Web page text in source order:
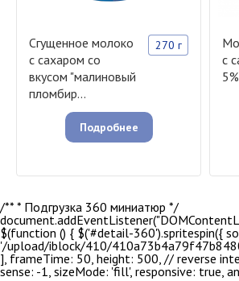
Сгущенное молоко
с сахаром со
вкусом "малиновый
пломбир...
270 г
Подробнее
с
5%
/** * Подгрузка 360 миниатюр */
$(function () { $('#detail-360').spritespin({
'/upload/iblock/410/
], frameTime: 50, height: 500, // reverse
sense: -1, sizeMode: 'fill', responsive: true,